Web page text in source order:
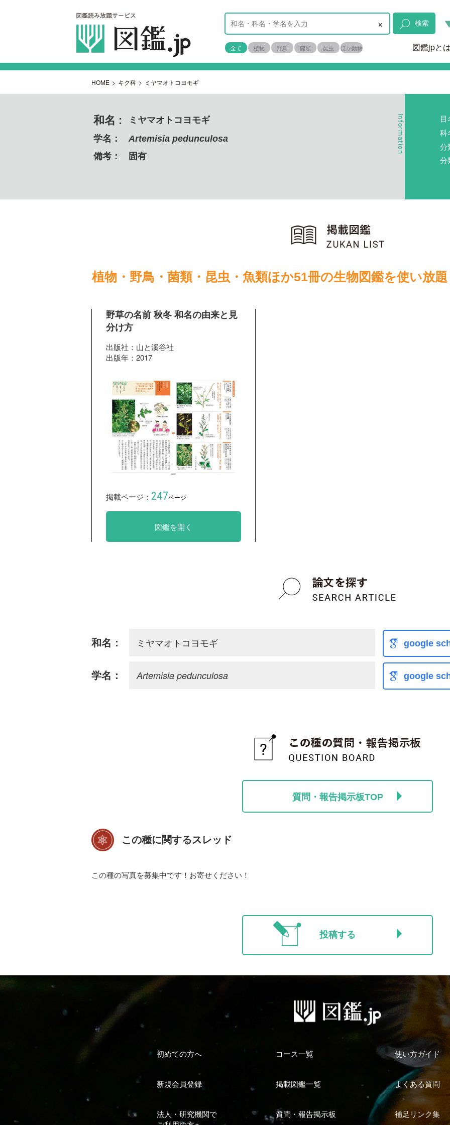
× 検索
全て 植物 野鳥 菌類 昆虫 ほか動物 図鑑jpと
HOME > キク科 > ミヤマオトコヨモギ
和名 :
ミヤマオトコヨモギ
学名：
Artemisia pedunculosa
備考：
固有
科
分
分
植物・野鳥・菌類・昆虫・魚類ほか51冊の生物図鑑を使い放題
野草の名前 秋冬 和名の由来と見
分け方
出版社：山と溪谷社
出版年：2017
掲載ページ： 247ページ
図鑑を開く
和名： ミヤマオトコヨモギ google
学名： Artemisia pedunculosa google
質問・報告掲示板TOP
この種に関するスレッド
この種の写真を募集中です！お寄せください！
投稿する
初めての方へ コース一覧 使い方ガイド
新規会員登録 掲載図鑑一覧 よくある質問
法人・研究機関で
質問・報告掲示板 補足リンク集